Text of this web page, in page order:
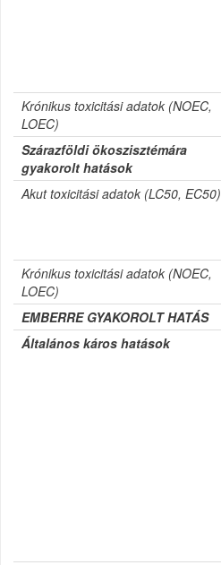
Krónikus toxicitási adatok (NOEC,
LOEC)
Szárazföldi ökoszisztémára
gyakorolt hatások
Akut toxicitási adatok (LC50, EC50)
Krónikus toxicitási adatok (NOEC,
LOEC)
EMBERRE GYAKOROLT HATÁS
Általános káros hatások